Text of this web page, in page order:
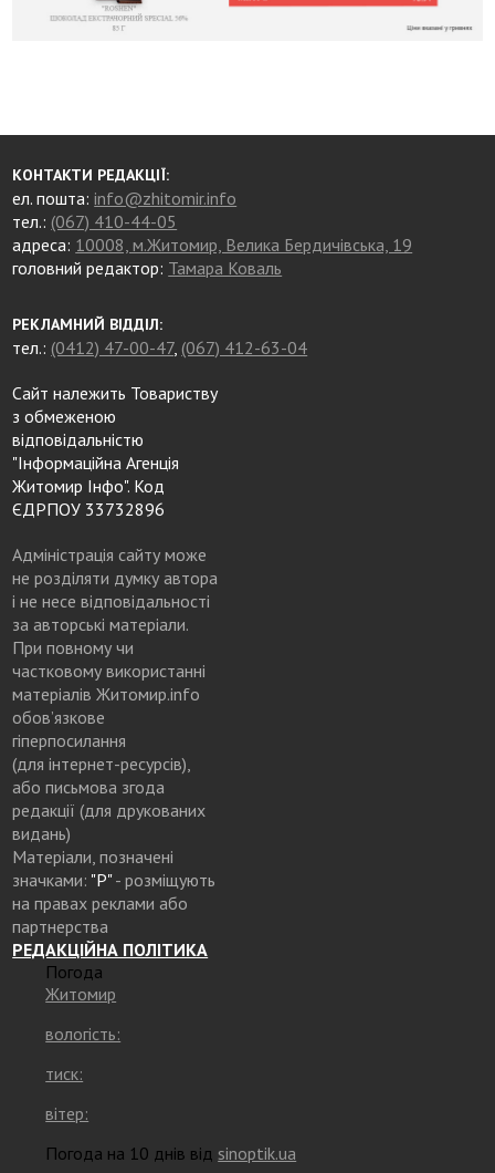
КОНТАКТИ РЕДАКЦІЇ:
ел. пошта:info@zhitomir.info
тел.: (067) 410-44-05
адреса: 10008, м.Житомир, Велика Бердичівська, 19
головний редактор: Тамара Коваль
РЕКЛАМНИЙ ВІДДІЛ:
тел.: (0412) 47-00-47, (067) 412-63-04
Сайт належить Товариству
з обмеженою
відповідальністю
"Інформаційна Агенція
Житомир Інфо". Код
ЄДРПОУ 33732896
Адміністрація сайту може
не розділяти думку автора
і не несе відповідальності
за авторські матеріали.
При повному чи
частковому використанні
матеріалів Житомир.info
обов’язкове
гіперпосилання
(для інтернет-ресурсів),
або письмова згода
редакції (для друкованих
видань)
Матеріали, позначені
значками: "Р"- розміщують
на правах реклами або
партнерства
РЕДАКЦІЙНА ПОЛІТИКА
Погода
Житомир
вологість:
тиск:
вітер:
Погода на 10 днів від sinoptik.ua